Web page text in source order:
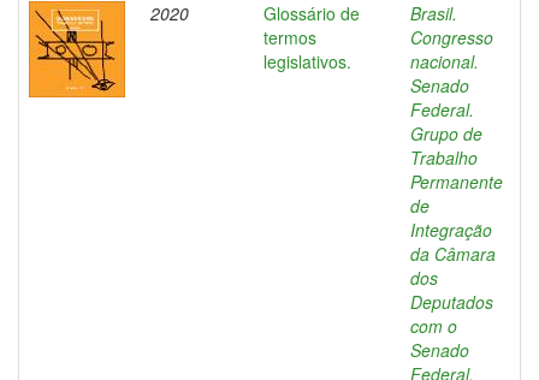
2020
Glossário de
termos
legislativos.
Brasil.
Congresso
nacional.
Senado
Federal.
Grupo de
Trabalho
Permanente
de
Integração
da Câmara
dos
Deputados
com o
Senado
Federal.